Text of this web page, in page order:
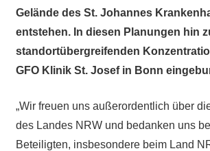
Gelände des St. Johannes
entstehen. In diesen Planungen hin
standortübergreifenden
GFO Klinik St. Josef in Bonn
„Wir freuen uns außerordentlich über
des Landes NRW und bedanken uns
Beteiligten, insbesondere beim Land